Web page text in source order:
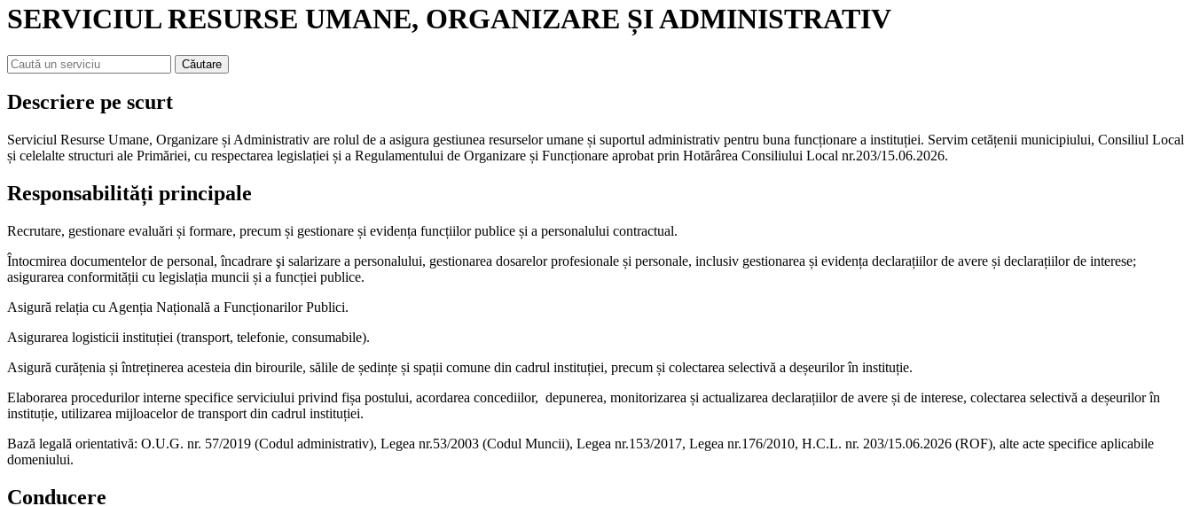
SERVICIUL RESURSE UMANE, ORGANIZARE ȘI ADMINISTRATIV
Căutare
Descriere pe scurt
Serviciul Resurse Umane, Organizare și Administrativ are rolul de a asigura gestiunea resurselor umane și suportul administrativ pentru buna funcționare a instituției. Servim cetățenii municipiului, Consiliul Local
și celelalte structuri ale Primăriei, cu respectarea legislației și a Regulamentului de Organizare și Funcționare aprobat prin Hotărârea Consiliului Local nr.203/15.06.2026.
Responsabilități principale
Recrutare, gestionare evaluări și formare, precum și gestionare și evidența funcțiilor publice și a personalului contractual.
Întocmirea documentelor de personal, încadrare şi salarizare a personalului, gestionarea dosarelor profesionale și personale, inclusiv gestionarea și evidența declarațiilor de avere și declarațiilor de interese;
asigurarea conformității cu legislația muncii și a funcției publice.
Asigură relația cu Agenția Națională a Funcționarilor Publici.
Asigurarea logisticii instituției (transport, telefonie, consumabile).
Asigură curățenia și întreținerea acesteia din birourile, sălile de ședințe și spații comune din cadrul instituției, precum și colectarea selectivă a deșeurilor în instituție.
Elaborarea procedurilor interne specifice serviciului privind fișa postului, acordarea concediilor, depunerea, monitorizarea și actualizarea declarațiilor de avere și de interese, colectarea selectivă a deșeurilor în
instituție, utilizarea mijloacelor de transport din cadrul instituției.
Bază legală orientativă: O.U.G. nr. 57/2019 (Codul administrativ), Legea nr.53/2003 (Codul Muncii), Legea nr.153/2017, Legea nr.176/2010, H.C.L. nr. 203/15.06.2026 (ROF), alte acte specifice aplicabile
domeniului.
Conducere